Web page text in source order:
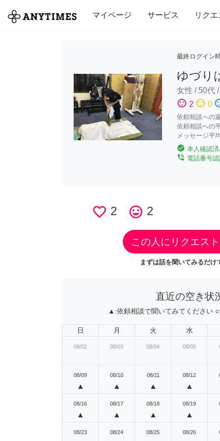
マイページ サービス リクエ
全て 修理・組立 家事 引っ越し
最終ログイン
ゆづり
女性 / 50代 /
sentiment_satisfied 2 sentiment_neutral 0
依頼相談への
依頼相談への
メッセージ平
check_circle 本人確認
phone_in_talk 電話番号
favorite_border 2 tag_faces 2
この人にリクエス
まずは話を聞いてみるだけ
直近の空き状
▲:依頼相談で聞いてみてください ○:
日 月 火 水
08/02 08/03 08/04 08/05
08/09
▲
08/10
▲
08/11
▲
08/12
▲
08/16
▲
08/17
▲
08/18
▲
08/19
▲
08/23 08/24 08/25 08/26